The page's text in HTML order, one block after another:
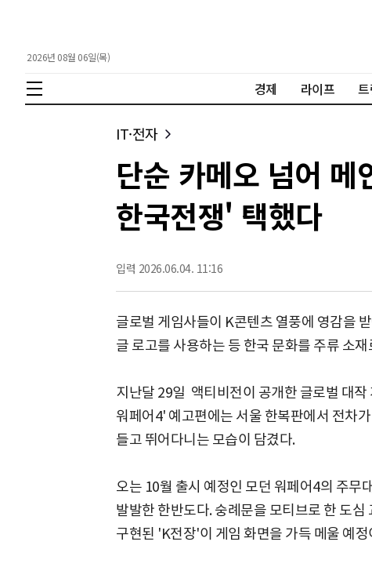
2026년 08월 06일(목)
경제 라이프
IT·전자
단순 카메오 넘어
한국전쟁' 택했다
입력 2026.06.04. 11:16
글로벌 게임사들이 K콘텐츠 열풍에 영감을
글 로고를 사용하는 등 한국 문화를 주류 소
지난달 29일 액티비전이 공개한 글로벌 대
워페어4' 예고편에는 서울 한복판에서 전차
들고 뛰어다니는 모습이 담겼다.
오는 10월 출시 예정인 모던 워페어4의 주무
발발한 한반도다. 숭례문을 모티브로 한 도심
구현된 'K전장'이 게임 화면을 가득 메울 예정